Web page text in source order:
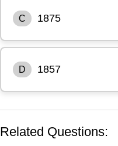
C 1875
D 1857
Related Questions: